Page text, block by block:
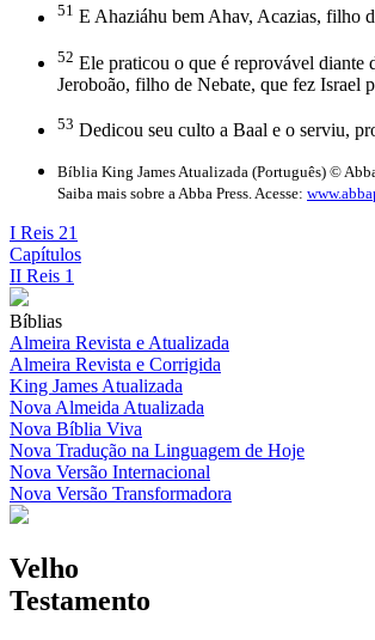
51 E Ahaziáhu bem Ahav, Acazias, filho
52 Ele praticou o que é reprovável diante
Jeroboão, filho de Nebate, que fez Israel
53 Dedicou seu culto a Baal e o serviu,
Bíblia King James Atualizada (Português) ©
Saiba mais sobre a Abba Press. Acesse:
I Reis 21
Capítulos
II Reis 1
Bíblias
Almeira Revista e Atualizada
Almeira Revista e Corrigida
King James Atualizada
Nova Almeida Atualizada
Nova Bíblia Viva
Nova Tradução na Linguagem de Hoje
Nova Versão Internacional
Nova Versão Transformadora
Velho
Testamento